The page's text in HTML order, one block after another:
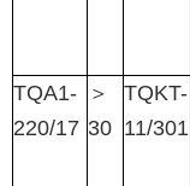
TQA1-
220/17
＞
30
TQKT-
11/301